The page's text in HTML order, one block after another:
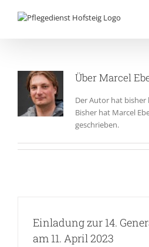
Inhalt
ÜberMarcel
Der Autor hat bisher
Bisher hat Marcel
geschrieben.
Einladung zur 14.
am 11. April 2023